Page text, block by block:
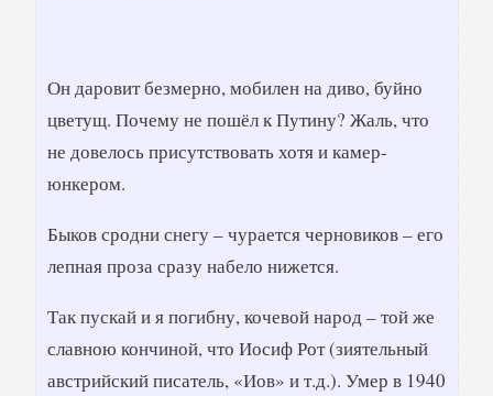
Он даровит безмерно, мобилен на диво, буйно
цветущ. Почему не пошёл к Путину? Жаль, что
не довелось присутствовать хотя и камер-
юнкером.
Быков сродни снегу – чурается черновиков – его
лепная проза сразу набело нижется.
Так пускай и я погибну, кочевой народ – той же
славною кончиной, что Иосиф Рот (зиятельный
австрийский писатель, «Иов» и т.д.). Умер в 1940